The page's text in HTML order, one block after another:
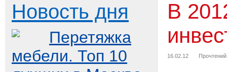
Новость дня
Перетяжка
мебели. Топ 10
В
16.02.12